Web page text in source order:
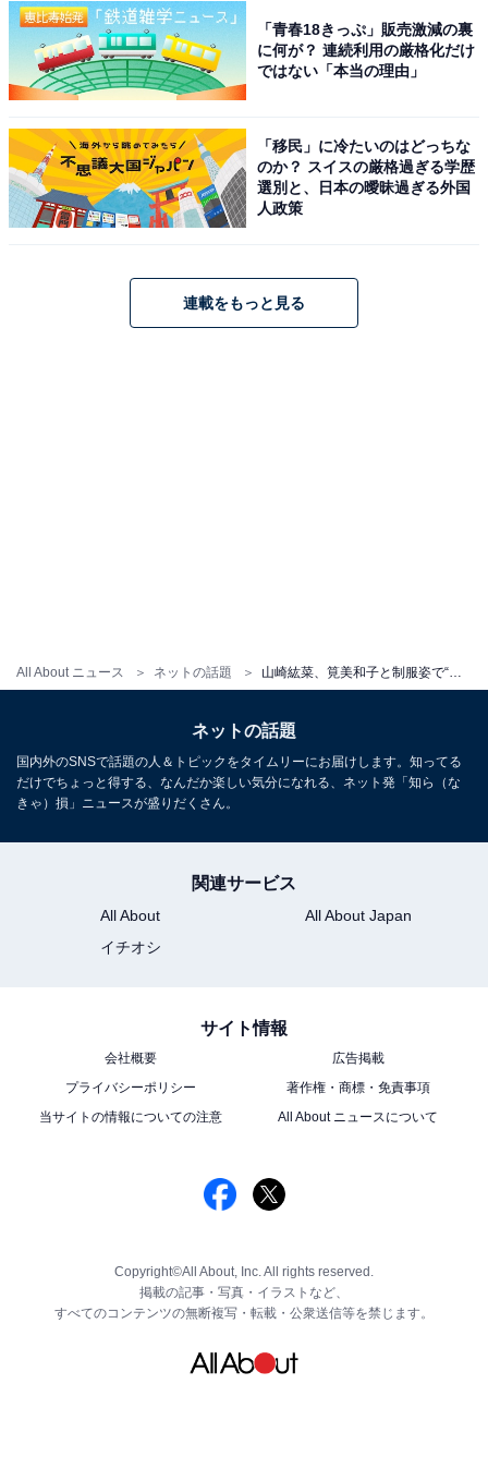
All About ニュース ネットの話題
「青春18きっぷ」販売激減の裏
に何が？ 連続利用の厳格化だけ
ではない「本当の理由」
「移民」に冷たいのはどっちな
のか？ スイスの厳格過ぎる学歴
選別と、日本の曖昧過ぎる外国
人政策
連載をもっと見る
ネットの話題
国内外のSNSで話題の人＆トピックをタイムリーにお届けします。知ってる
だけでちょっと得する、なんだか楽しい気分になれる、ネット発「知ら（な
きゃ）損」ニュースが盛りだくさん。
関連サービス
All About
All About Japan
イチオシ
サイト情報
会社概要
広告掲載
プライバシーポリシー
著作権・商標・免責事項
当サイトの情報についての注意
All About ニュースについて
Copyright©All About, Inc. All rights reserved.
掲載の記事・写真・イラストなど、
すべてのコンテンツの無断複写・転載・公衆送信等を禁じます。